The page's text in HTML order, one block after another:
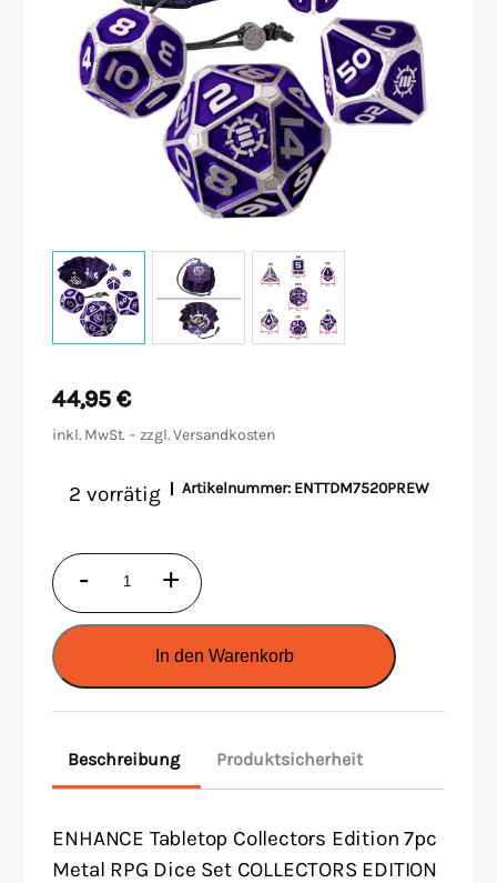
Malen/Modellbau
Rollenspiele
Sammelkartenspiele
Tabletop
44,95€
inkl. MwSt. – zzgl.Versandkosten
2 vorrätig Artikelnummer: ENTTDM7520PREW
-
ENHANCE
Tabletop
Edition
RPG
Set
Purple
+
In den Warenkorb
Beschreibung Produktsicherheit
ENHANCE Tabletop Collectors Edition 7pc
Metal RPG Dice Set COLLECTORS EDITION